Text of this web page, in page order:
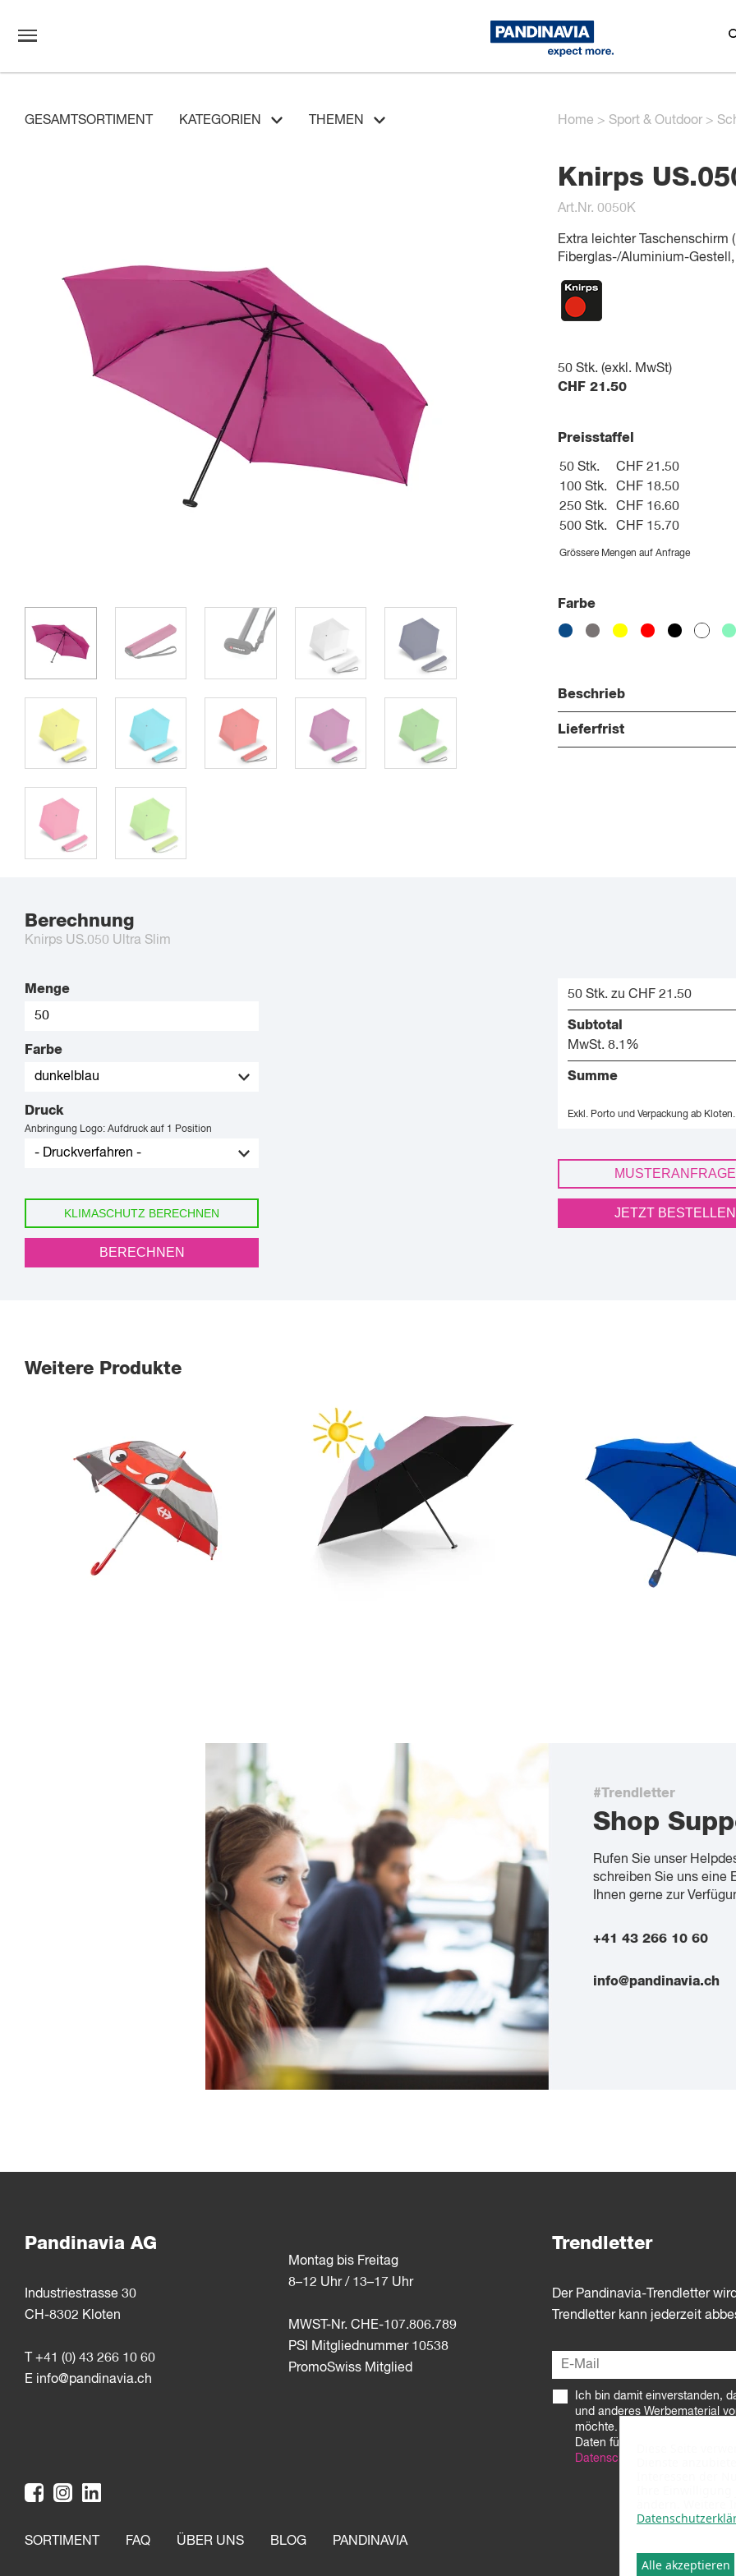
GESAMTSORTIMENT KATEGORIEN THEMEN Home > Sport & Outdoor>
Knirps
Art.Nr. 0050K
Extra leichter Taschenschirm
Fiberglas-/Aluminium-
50 Stk. (exkl. MwSt)
CHF 21.50
Preisstaffel
50 Stk.
CHF 21.50
100 Stk.
CHF 18.50
250 Stk.
CHF 16.60
500 Stk.
CHF 15.70
Grössere Mengen auf Anfrage
Farbe
Beschrieb
Lieferfrist
Berechnung
Knirps US.050 Ultra Slim
Menge
Farbe
Druck
Anbringung Logo: Aufdruck auf 1 Position
KLIMASCHUTZ BERECHNEN
BERECHNEN
50 Stk. zu CHF 21.50
Subtotal
MwSt. 8.1%
Summe
Exkl. Porto und Verpackung ab Kloten.
MUSTERANFRAGE
JETZT BESTELLEN
Weitere Produkte
#Trendletter
Shop
Rufen Sie unser
schreiben Sie uns eine
Ihnen gerne zur
+41 43 266 10 60
info@pandinavia.ch
Pandinavia AG
Industriestrasse 30
CH-8302 Kloten
T +41 (0) 43 266 10 60
E info@pandinavia.ch
Montag bis Freitag
8–12 Uhr / 13–17 Uhr
MWST-Nr. CHE-107.806.789
PSI Mitgliednummer 10538
PromoSwiss Mitglied
Trendletter
Der Pandinavia-Trendletter
Trendletter kann jederzeit
Ich bin damit einverstanden,
und anderes Werbematerial
möchte. Ich stimme zu, dass
Daten für diese Zwecke und
Datenschutzerklärung
SORTIMENT FAQ ÜBER UNS BLOG PANDINAVIA
Alle akzeptieren